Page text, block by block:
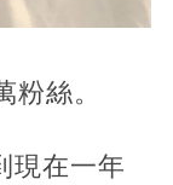
絲。
現在一年